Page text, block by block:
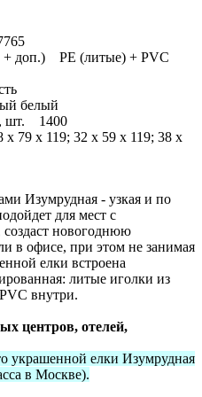
+ доп.) PE (литые) + PVC
белый
шт. 1400
79 x 119; 32 x 59 x 119; 38 x
Изумрудная - узкая и по
для мест с
новогоднюю
в офисе, при этом не занимая
елки встроена
литые иголки из
внутри.
центров, отелей,
украшенной елки Изумрудная
в Москве).